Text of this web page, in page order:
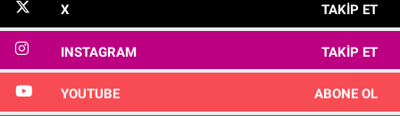
X TAKIP ET
INSTAGRAM TAKIP ET
YOUTUBE ABONE OL